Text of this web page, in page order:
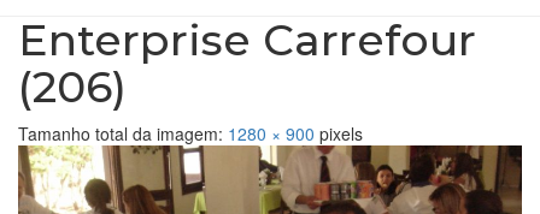
Enterprise Carrefour
(206)
Tamanho total da imagem: 1280 × 900 pixels